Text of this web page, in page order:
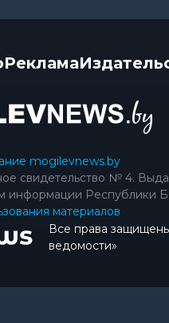
Реклама
mogilevnews.by
свидетельство № 4.
информации Республики
материалов
Все права
ведомости»